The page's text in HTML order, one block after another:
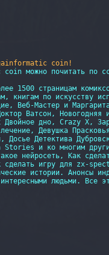
coin!
coin можно почитать по
1500 страницам
книгам по искусству
Веб-Мастер и
Ватсон, Новогодняя
дно, Crazy X,
Девушка
Досье Детектива
Stories и ко многим
нейросеть, Как
игру для zx-
истории. Анонсы
людьми. Все